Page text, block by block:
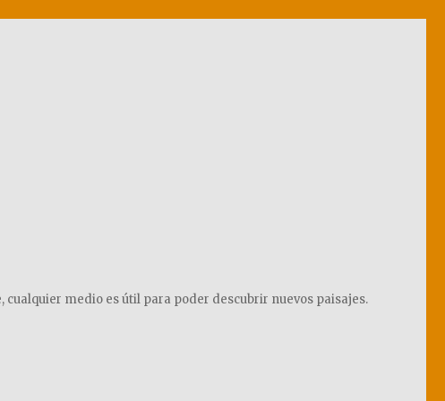
medio es útil para poder descubrir nuevos paisajes.